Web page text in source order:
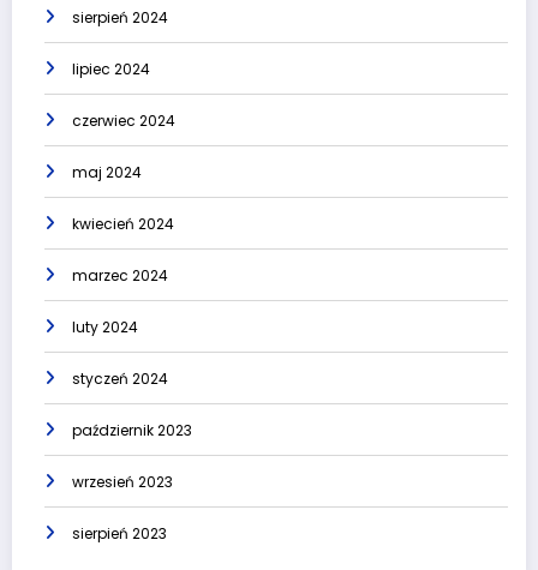
sierpień 2024
lipiec 2024
czerwiec 2024
maj 2024
kwiecień 2024
marzec 2024
luty 2024
styczeń 2024
październik 2023
wrzesień 2023
sierpień 2023